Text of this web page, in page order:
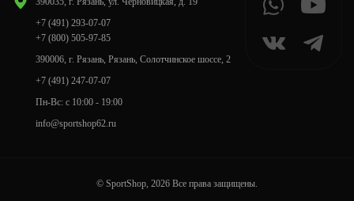
+7 (491) 293-07-07
+7 (800) 505-97-85
390006, г. Рязань, Рязань, Солотчинское шоссе, 2
+7 (491) 247-07-07
Пн-Вс: с 10:00 - 19:00
info@sportshop62.ru
© SportShop, 2026 Все права защищены.